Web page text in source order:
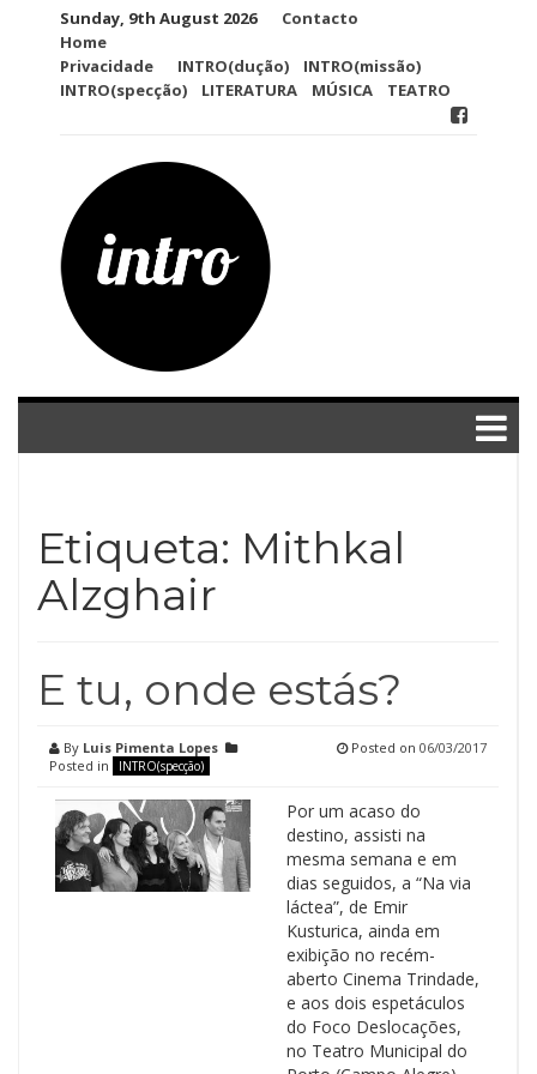
Sunday, 9th August 2026
Contacto
Home
Privacidade
INTRO(dução)
INTRO(missão)
INTRO(specção)
LITERATURA MÚSICA TEATRO
Etiqueta: Mithkal
Alzghair
E tu, onde estás?
By Luis Pimenta Lopes
Posted in
INTRO(specção)
Posted on 06/03/2017
Por um acaso do
destino, assisti na
mesma semana e em
dias seguidos, a “Na via
láctea”, de Emir
Kusturica, ainda em
exibição no recém-
aberto Cinema Trindade,
e aos dois espetáculos
do Foco Deslocações,
no Teatro Municipal do